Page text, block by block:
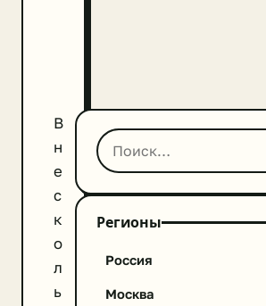
В
н
е
с
к
о
л
ь
Регионы
Россия
Москва